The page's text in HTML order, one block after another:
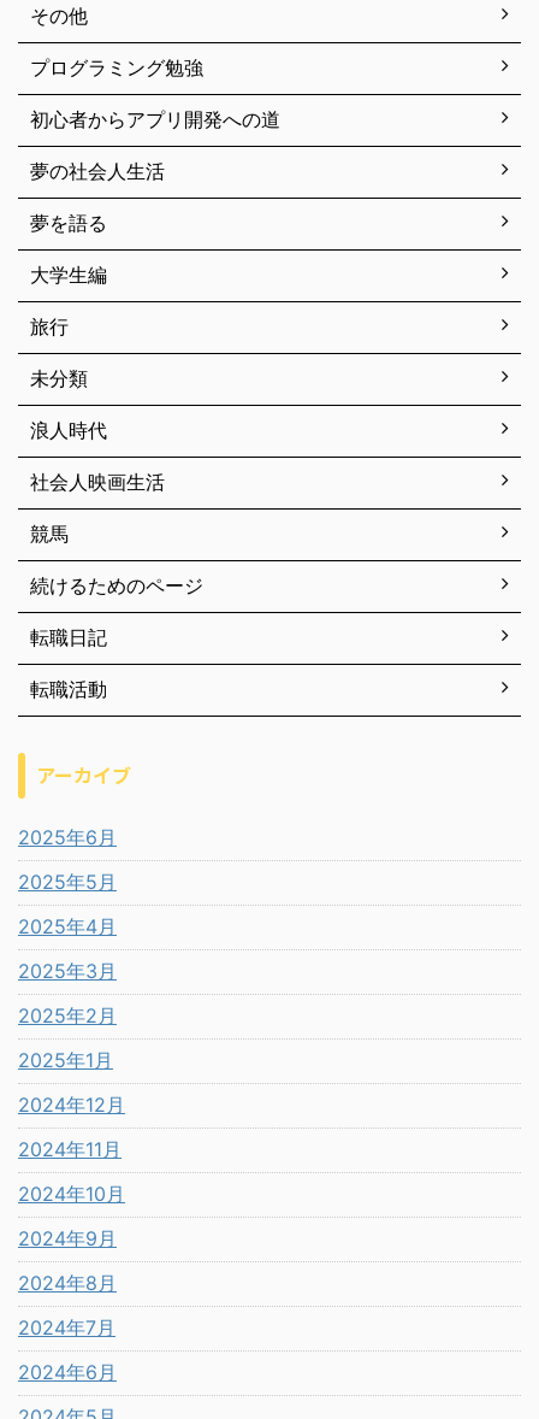
その他
プログラミング勉強
初心者からアプリ開発への道
夢の社会人生活
夢を語る
大学生編
旅行
未分類
浪人時代
社会人映画生活
競馬
続けるためのページ
転職日記
転職活動
アーカイブ
2025年6月
2025年5月
2025年4月
2025年3月
2025年2月
2025年1月
2024年12月
2024年11月
2024年10月
2024年9月
2024年8月
2024年7月
2024年6月